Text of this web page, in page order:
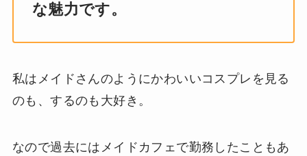
な魅力です。
私はメイドさんのようにかわいいコスプレを見る
のも、するのも大好き。
なので過去にはメイドカフェで勤務したこともあ